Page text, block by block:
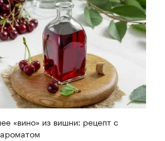
«вино» из вишни: рецепт с